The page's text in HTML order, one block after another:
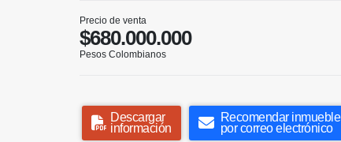
Precio de venta
$680.000.000
Pesos Colombianos
Descargar
información
Recomendar inmueble
por correo electrónico